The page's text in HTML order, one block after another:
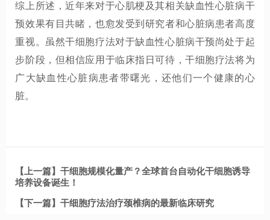
综上所述，近年来对于心肌梗及其相关缺血性心脏病干
预效果有目共睹，也愈发受到研究者和心脏病患者高度
重视。虽然干细胞疗法对于缺血性心脏病干预尚处于起
步阶段，但相信应用于临床指日可待，干细胞疗法将为
广大缺血性心脏病患者带曙光，还他们一个健康的心
脏。
【上一篇】干细胞规模化量产？全球首台自动化干细胞诱导
培养设备诞生！
【下一篇】干细胞疗法治疗颈椎病的最新临床研究